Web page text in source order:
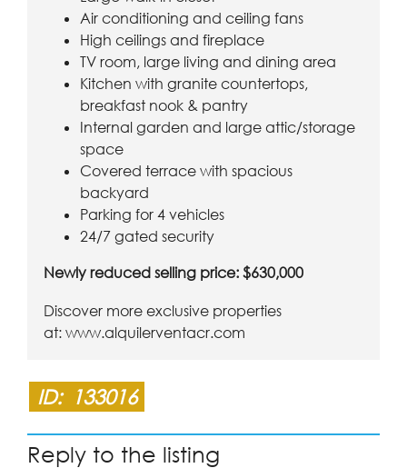
Air conditioning and ceiling fans
High ceilings and fireplace
TV room, large living and dining area
Kitchen with granite countertops,
breakfast nook & pantry
Internal garden and large attic/storage
space
Covered terrace with spacious
backyard
Parking for 4 vehicles
24/7 gated security
Newly reduced selling price: $630,000
Discover more exclusive properties
at: www.alquilerventacr.com
ID: 133016
Reply to the listing